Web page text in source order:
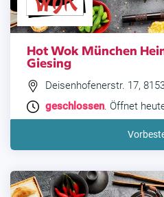
Hot Wok München
Giesing
Deisenhofenerstr. 17,
geschlossen. Öffnet